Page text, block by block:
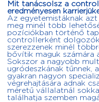
Mit tanácsolsz a
eredményesen
Az egyetemistáknak
meg minél több
pozíciókban történő
controllerként
szerezzenek minél
bővítik maguk számára
Sokszor a nagyobb
ugródeszkának tűnnek,
gyakran nagyon
végrehajtására adnak
méretű vállalatnál
találhatja szemben